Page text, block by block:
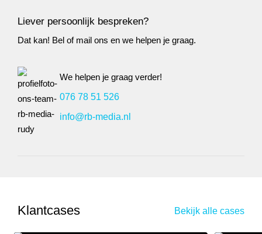
Liever persoonlijk bespreken?
Dat kan! Bel of mail ons en we helpen je graag.
We helpen je graag verder!
076 78 51 526
info@rb-media.nl
Klantcases Bekijk alle cases